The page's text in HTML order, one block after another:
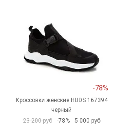
-78%
Кроссовки женские HUDS 167394
черный
23 200 руб
-78% 5 000 руб